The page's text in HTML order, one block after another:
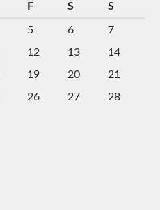
F S S
5 6
7
12 13
14
19 20
21
26 27
28